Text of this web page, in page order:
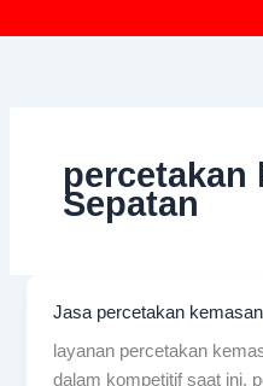
to
percetakan
Sepatan
Jasa percetakan
layanan percetakan
dalam kompetitif saat ini,
Jasa
percetakan
kemasan